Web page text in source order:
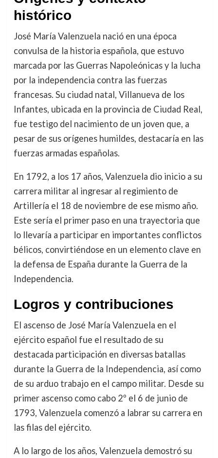
histórico
José María Valenzuela nació en una época
convulsa de la historia española, que estuvo
marcada por las Guerras Napoleónicas y la lucha
por la independencia contra las fuerzas
francesas. Su ciudad natal, Villanueva de los
Infantes, ubicada en la provincia de Ciudad Real,
fue testigo del nacimiento de un joven que, a
pesar de sus orígenes humildes, destacaría en las
fuerzas armadas españolas.
En 1792, a los 17 años, Valenzuela dio inicio a su
carrera militar al ingresar al regimiento de
Artillería el 18 de noviembre de ese mismo año.
Este sería el primer paso en una trayectoria que
lo llevaría a participar en importantes conflictos
bélicos, convirtiéndose en un elemento clave en
la defensa de España durante la Guerra de la
Independencia.
Logros y contribuciones
El ascenso de José María Valenzuela en el
ejército español fue el resultado de su
destacada participación en diversas batallas
durante la Guerra de la Independencia, así como
de su arduo trabajo en el campo militar. Desde su
primer ascenso como cabo 2º el 6 de junio de
1793, Valenzuela comenzó a labrar su carrera en
las filas del ejército.
A lo largo de los años, Valenzuela demostró su